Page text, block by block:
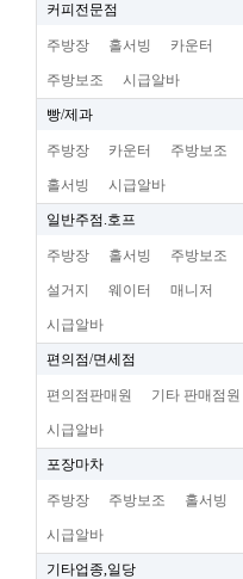
커피전문점
주방장 홀서빙 카운터
주방보조 시급알바
빵/제과
주방장 카운터 주방보조
홀서빙 시급알바
일반주점.호프
주방장 홀서빙 주방보조
설거지 웨이터 매니저
시급알바
편의점/면세점
편의점판매원 기타 판매점원
시급알바
포장마차
주방장 주방보조 홀서빙
시급알바
기타업종,일당